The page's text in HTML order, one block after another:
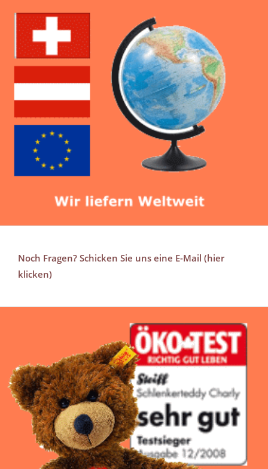
Noch Fragen? Schicken Sie uns eine E-Mail (hier
klicken)